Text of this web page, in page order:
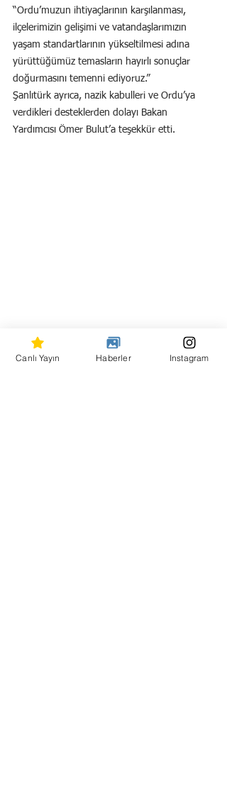
“Ordu’muzun ihtiyaçlarının karşılanması,
ilçelerimizin gelişimi ve vatandaşlarımızın
yaşam standartlarının yükseltilmesi adına
yürüttüğümüz temasların hayırlı sonuçlar
doğurmasını temenni ediyoruz.”
Şanlıtürk ayrıca, nazik kabulleri ve Ordu’ya
verdikleri desteklerden dolayı Bakan
Yardımcısı Ömer Bulut’a teşekkür etti.
Canlı Yayın Haberler Instagram